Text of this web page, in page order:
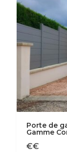
Porte de
Gamme
€€